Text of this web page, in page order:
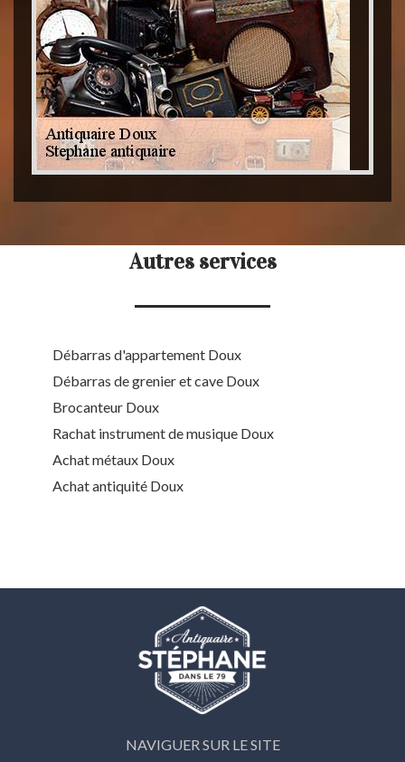
Autres services
Débarras d'appartement Doux
Débarras de grenier et cave Doux
Brocanteur Doux
Rachat instrument de musique Doux
Achat métaux Doux
Achat antiquité Doux
NAVIGUER SUR LE SITE